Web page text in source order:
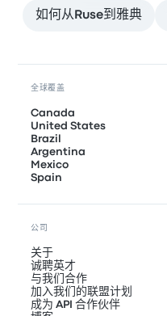
如何从Ruse到雅典
全球覆盖
Canada
United States
Brazil
Argentina
Mexico
Spain
公司
关于
诚聘英才
与我们合作
加入我们的联盟计划
成为 API 合作伙伴